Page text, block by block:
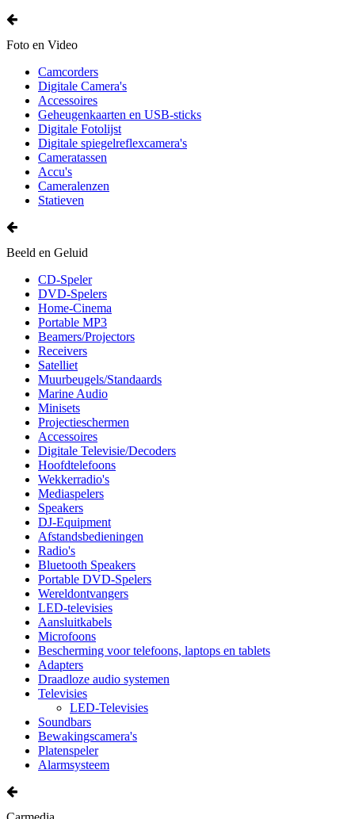
Foto en Video
Camcorders
Digitale Camera's
Accessoires
Geheugenkaarten en USB-sticks
Digitale Fotolijst
Digitale spiegelreflexcamera's
Cameratassen
Accu's
Cameralenzen
Statieven
Beeld en Geluid
CD-Speler
DVD-Spelers
Home-Cinema
Portable MP3
Beamers/Projectors
Receivers
Satelliet
Muurbeugels/Standaards
Marine Audio
Minisets
Projectieschermen
Accessoires
Digitale Televisie/Decoders
Hoofdtelefoons
Wekkerradio's
Mediaspelers
Speakers
DJ-Equipment
Afstandsbedieningen
Radio's
Bluetooth Speakers
Portable DVD-Spelers
Wereldontvangers
LED-televisies
Aansluitkabels
Microfoons
Bescherming voor telefoons, laptops en tablets
Adapters
Draadloze audio systemen
Televisies
LED-Televisies
Soundbars
Bewakingscamera's
Platenspeler
Alarmsysteem